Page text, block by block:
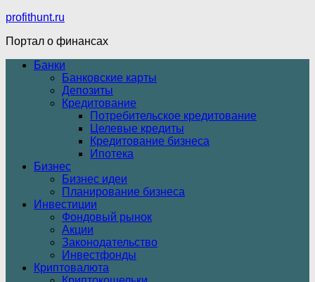
profithunt.ru
Портал о финансах
Банки
Банковские карты
Депозиты
Кредитование
Потребительское кредитование
Целевые кредиты
Кредитование бизнеса
Ипотека
Бизнес
Бизнес идеи
Планирование бизнеса
Инвестиции
Фондовый рынок
Акции
Законодательство
Инвестфонды
Криптовалюта